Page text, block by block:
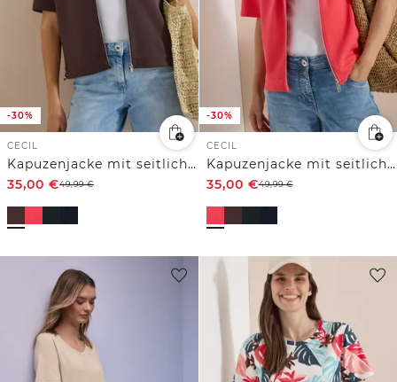
-30%
CECIL
Kapuzenjacke mit seitlichen Tunnelzügen
35,00 €49,99€
-30%
CECIL
Kapuzenjacke mit seitlichen Tunnelzügen
35,00 €49,99€